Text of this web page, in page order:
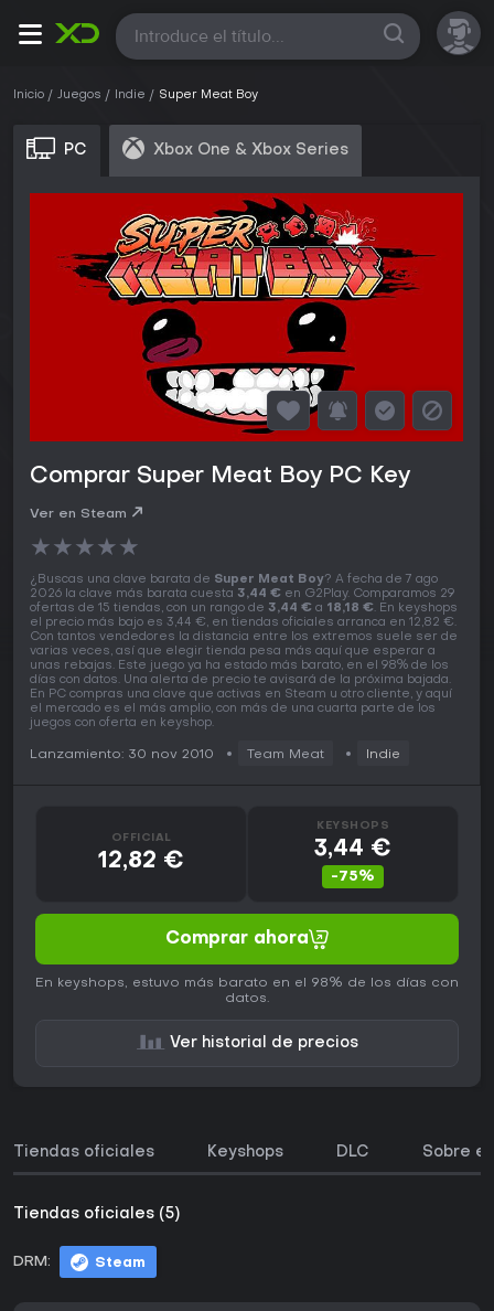
Todas
Inicio Juegos Indie Super Meat Boy
PC Xbox One & Xbox Series
Comprar Super Meat Boy PC Key
Ver en Steam
★★★★★
¿Buscas una clave barata de Super Meat Boy? A fecha de 7 ago
2026 la clave más barata cuesta 3,44 € en G2Play. Comparamos 29
ofertas de 15 tiendas, con un rango de 3,44 € a 18,18 €. En keyshops
el precio más bajo es 3,44 €, en tiendas oficiales arranca en 12,82 €.
Con tantos vendedores la distancia entre los extremos suele ser de
varias veces, así que elegir tienda pesa más aquí que esperar a
unas rebajas. Este juego ya ha estado más barato, en el 98% de los
días con datos. Una alerta de precio te avisará de la próxima bajada.
En PC compras una clave que activas en Steam u otro cliente, y aquí
el mercado es el más amplio, con más de una cuarta parte de los
juegos con oferta en keyshop.
Lanzamiento: 30 nov 2010 Team Meat Indie
OFFICIAL
12,82 €
KEYSHOPS
3,44 €
-75%
Comprar ahora
En keyshops, estuvo más barato en el 98% de los días con
datos.
Ver historial de precios
Tiendas oficiales Keyshops DLC Sobre
Tiendas oficiales (5)
DRM: Steam